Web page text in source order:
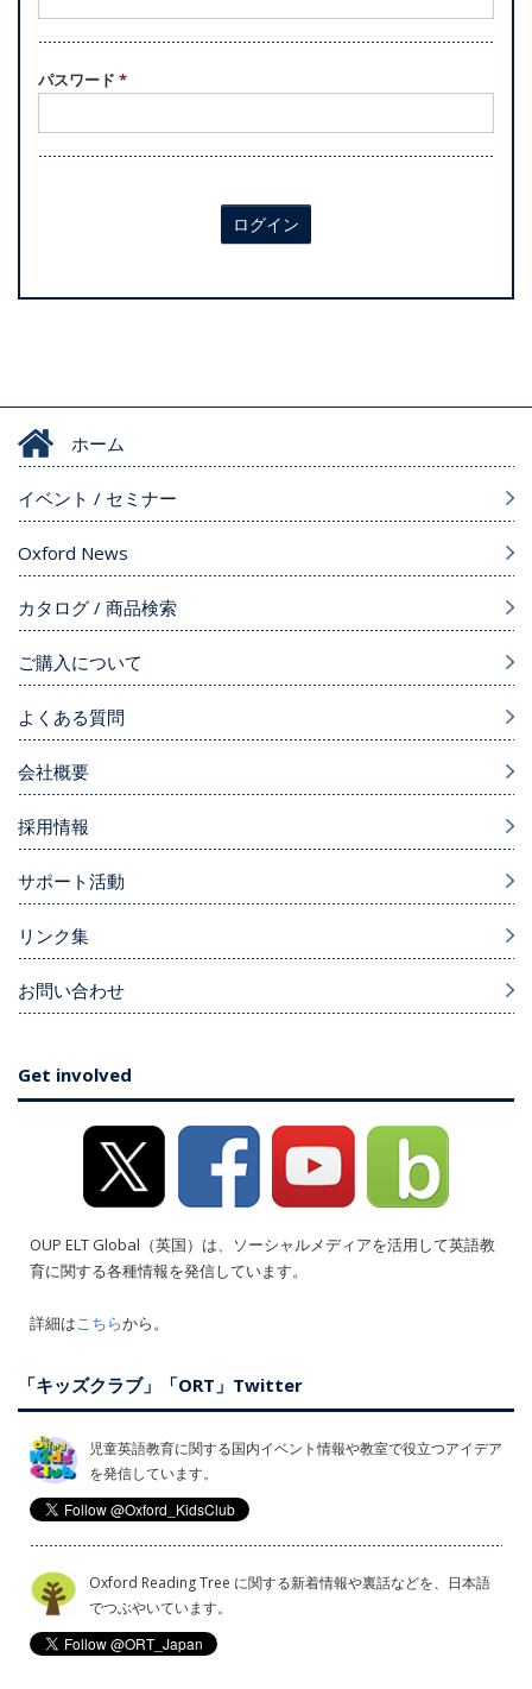
パスワード *
ログイン
ホーム
イベント / セミナー
Oxford News
カタログ / 商品検索
ご購入について
よくある質問
会社概要
採用情報
サポート活動
リンク集
お問い合わせ
Get involved
OUP ELT Global（英国）は、ソーシャルメディアを活用して英語教
育に関する各種情報を発信しています。
詳細はこちらから。
「キッズクラブ」「ORT」Twitter
児童英語教育に関する国内イベント情報や教室で役立つアイデア
を発信しています。
Oxford Reading Tree に関する新着情報や裏話などを、日本語
でつぶやいています。